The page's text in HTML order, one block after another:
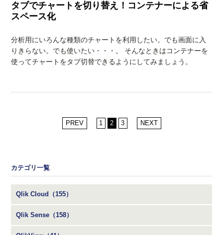
タブでチャートを切り替え！コンテナーによる省
スペース化
分析用にいろんな種類のチャートを利用したい。でも画面に入
りきらない。でも使いたい・・・。 そんなときはコンテナーを
使ってチャートをタブ切替できるようにしてみましょう。
PREV 1 2 3 NEXT
カテゴリ一覧
Qlik Cloud（155）
Qlik Sense（158）